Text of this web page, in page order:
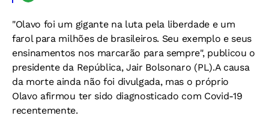
"Olavo foi um gigante na luta pela liberdade e um
farol para milhões de brasileiros. Seu exemplo e seus
ensinamentos nos marcarão para sempre", publicou o
presidente da República, Jair Bolsonaro (PL).A causa
da morte ainda não foi divulgada, mas o próprio
Olavo afirmou ter sido diagnosticado com Covid-19
recentemente.